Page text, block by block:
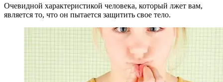
Очевидной характеристикой человека, который лжет вам,
является то, что он пытается защитить свое тело.